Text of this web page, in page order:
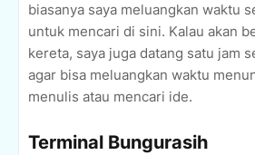
biasanya saya meluangkan waktu
untuk mencari di sini. Kalau akan
kereta, saya juga datang satu jam
agar bisa meluangkan waktu
menulis atau mencari ide.
Terminal Bungurasih